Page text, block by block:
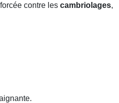
contre les cambriolages,